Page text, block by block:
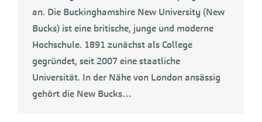
an. Die Buckinghamshire New University (New
Bucks) ist eine britische, junge und moderne
Hochschule. 1891 zunächst als College
gegründet, seit 2007 eine staatliche
Universität. In der Nähe von London ansässig
gehört die New Bucks…